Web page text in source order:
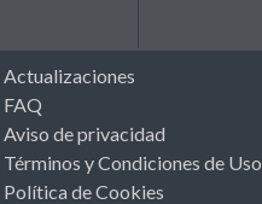
Actualizaciones
FAQ
Aviso de privacidad
Términos y Condiciones de Uso
Política de Cookies